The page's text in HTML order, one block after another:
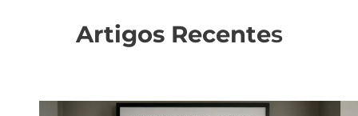
Artigos Recentes